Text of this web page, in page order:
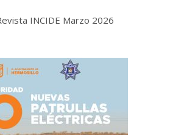
INCIDE Marzo 2026